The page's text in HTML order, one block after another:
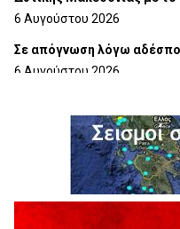
6 Αυγούστου 2026
Σε απόγνωση λόγω
6 Αυγούστου 2026
6 Αυγούστου 2026
Ολοκληρώνεται η
6 Αυγούστου 2026
H παραδοχή λαθών είναι